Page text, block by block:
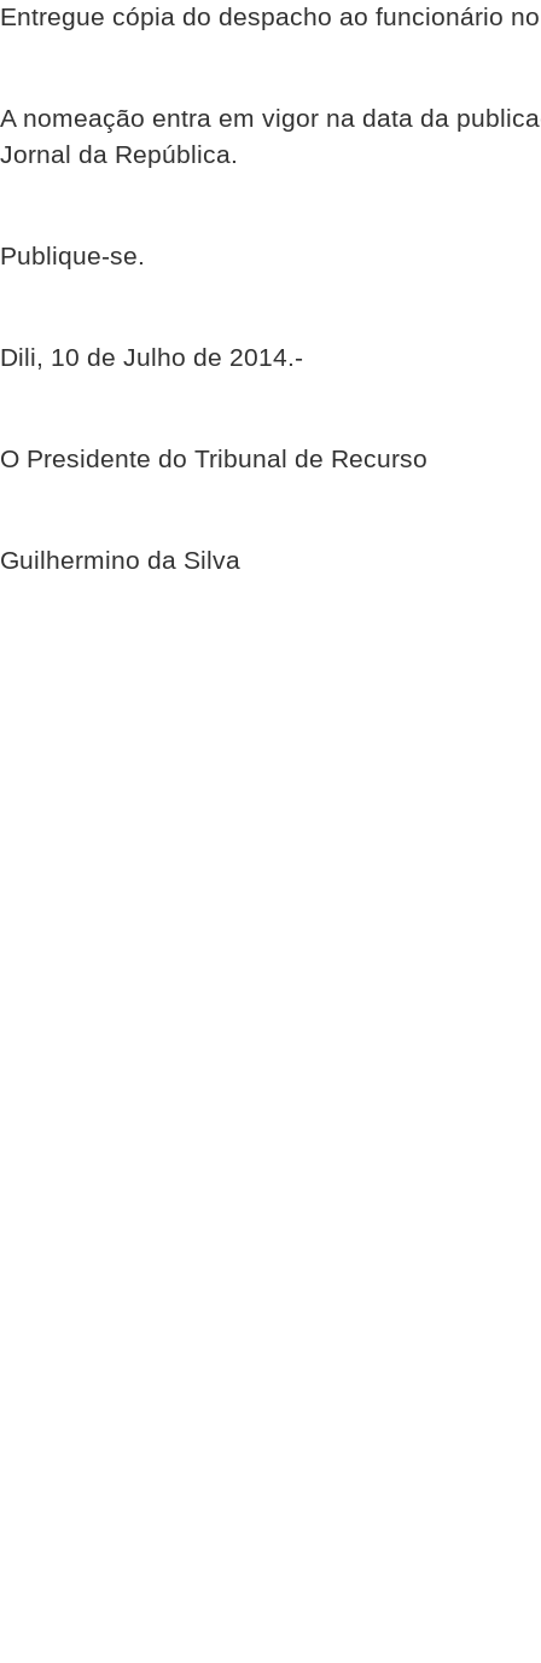
Entregue cópia do despacho ao funcionário
A nomeação entra em vigor na data da
Jornal da República.
Publique-se.
Dili, 10 de Julho de 2014.-
O Presidente do Tribunal de Recurso
Guilhermino da Silva